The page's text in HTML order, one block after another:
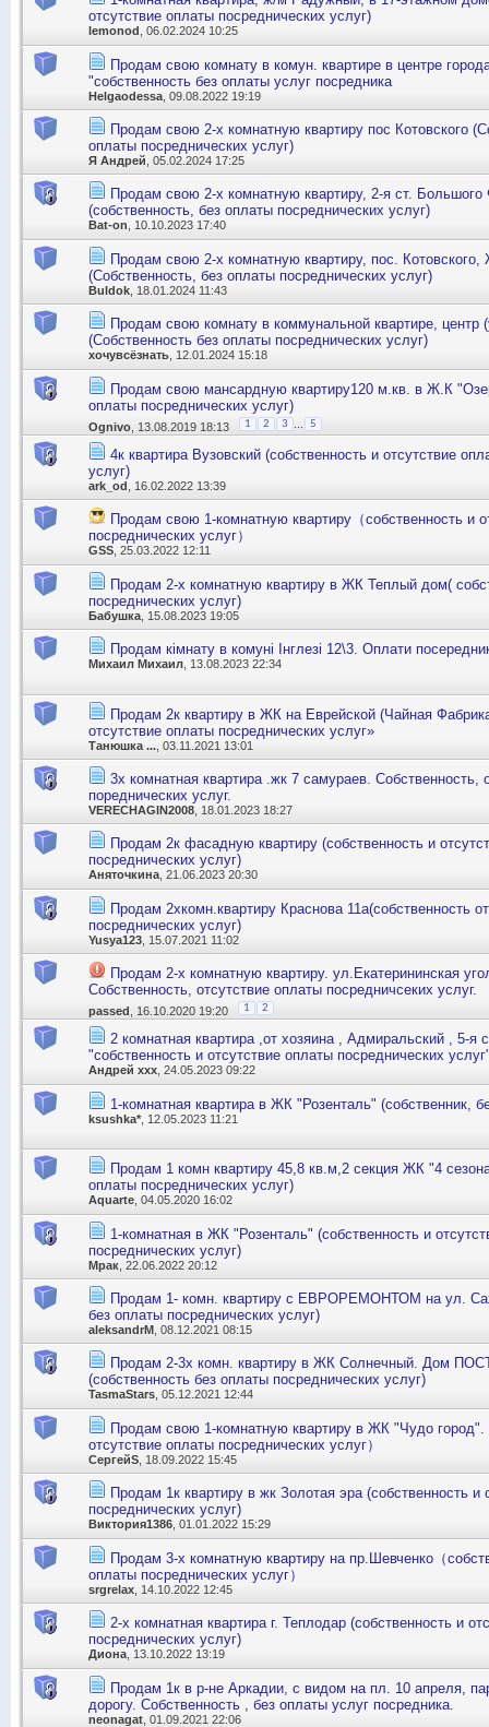
отсутствие оплаты посреднических услуг)
lemonod , 06.02.2024 10:25
Продам свою комнату в комун. квартире в центре
"собственность без оплаты услуг посредника
Helgaodessa , 09.08.2022 19:19
Продам свою 2-х комнатную квартиру пос Котовского
оплаты посреднических услуг)
Я Андрей , 05.02.2024 17:25
Продам свою 2-х комнатную квартиру, 2-я ст. Большого
(собственность, без оплаты посреднических услуг)
Bat-on, 10.10.2023 17:40
Продам свою 2-х комнатную квартиру, пос.
(Собственность, без оплаты посреднических услуг)
Buldok , 18.01.2024 11:43
Продам свою комнату в коммунальной квартире, центр
(Собственность без оплаты посреднических услуг)
хочувсёзнать, 12.01.2024 15:18
Продам свою мансардную квартиру120 м.кв. в Ж.К
оплаты посреднических услуг)
Ognivo , 13.08.2019 18:13 1 2 3 5
4к квартира Вузовский (собственность и отсутствие
услуг)
ark_od , 16.02.2022 13:39
Продам свою 1-комнатную квартиру（собственность и
посреднических услуг）
GSS , 25.03.2022 12:11
Продам 2-х комнатную квартиру в ЖК Теплый дом(
посреднических услуг)
Бабушка , 15.08.2023 19:05
Продам кімнату в комуні Інглезі 12\3. Оплати
Михаил Михаил , 13.08.2023 22:34
Продам 2к квартиру в ЖК на Еврейской (Чайная
отсутствие оплаты посреднических услуг»
Танюшка ... , 03.11.2021 13:01
3х комнатная квартира .жк 7 самураев. Собственность,
пореднических услуг.
VERECHAGIN2008 , 18.01.2023 18:27
Продам 2к фасадную квартиру (собственность и
посреднических услуг)
Аняточкина, 21.06.2023 20:30
Продам 2хкомн.квартиру Краснова 11а(собственность
посреднических услуг)
Yusya123 , 15.07.2021 11:02
Продам 2-х комнатную квартиру. ул.Екатерининская
Собственность, отсутствие оплаты посредничсеких услуг.
passed , 16.10.2020 19:20 1 2
2 комнатная квартира ,от хозяина , Адмиральский , 5-я
"собственность и отсутствие оплаты посреднических
Андрей ххх , 24.05.2023 09:22
1-комнатная квартира в ЖК "Розенталь" (собственник,
ksushka* , 12.05.2023 11:21
Продам 1 комн квартиру 45,8 кв.м,2 секция ЖК "4
оплаты посреднических услуг)
Aquarte , 04.05.2020 16:02
1-комнатная в ЖК "Розенталь" (собственность и
посреднических услуг)
Мрак , 22.06.2022 20:12
Продам 1- комн. квартиру с ЕВРОРЕМОНТОМ на ул.
без оплаты посреднических услуг)
aleksandrM , 08.12.2021 08:15
Продам 2-3х комн. квартиру в ЖК Солнечный. Дом
(собственность без оплаты посреднических услуг)
TasmaStars, 05.12.2021 12:44
Продам свою 1-комнатную квартиру в ЖК "Чудо город".
отсутствие оплаты посреднических услуг）
СергейS , 18.09.2022 15:45
Продам 1к квартиру в жк Золотая эра (собственность и
посреднических услуг)
Виктория1386, 01.01.2022 15:29
Продам 3-х комнатную квартиру на пр.Шевченко（
оплаты посреднических услуг）
srgrelax , 14.10.2022 12:45
2-х комнатная квартира г. Теплодар (собственность и
посреднических услуг)
Диона , 13.10.2022 13:19
Продам 1к в р-не Аркадии, с видом на пл. 10 апреля,
дорогу. Собственность , без оплаты услуг посредника.
neonagat , 01.09.2021 22:06